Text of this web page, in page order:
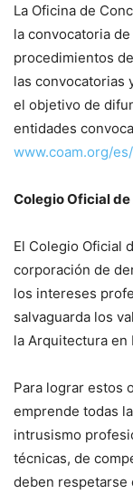
La Oficina de
la convocatoria
procedimientos
las convocatorias
el objetivo de
entidades
www.coam.org/
Colegio Oficial
El Colegio Oficial
corporación de
los intereses
salvaguarda los
la Arquitectura en
Para lograr estos
emprende todas
intrusismo
técnicas, de
deben respetarse